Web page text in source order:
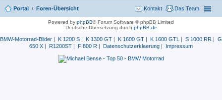
Portal Foren-Übersicht Das Team
Kontakt
Powered by phpBB® Forum Software © phpBB Limited
Deutsche Übersetzung durch phpBB.de
BMW-Motorrad-Bilder | K 1200 S | K 1300 GT | K 1600 GT | K 1600 GTL | S 1000 RR | G
650 X | R1200ST | F 800 R | Datenschutzerklaerung | Impressum